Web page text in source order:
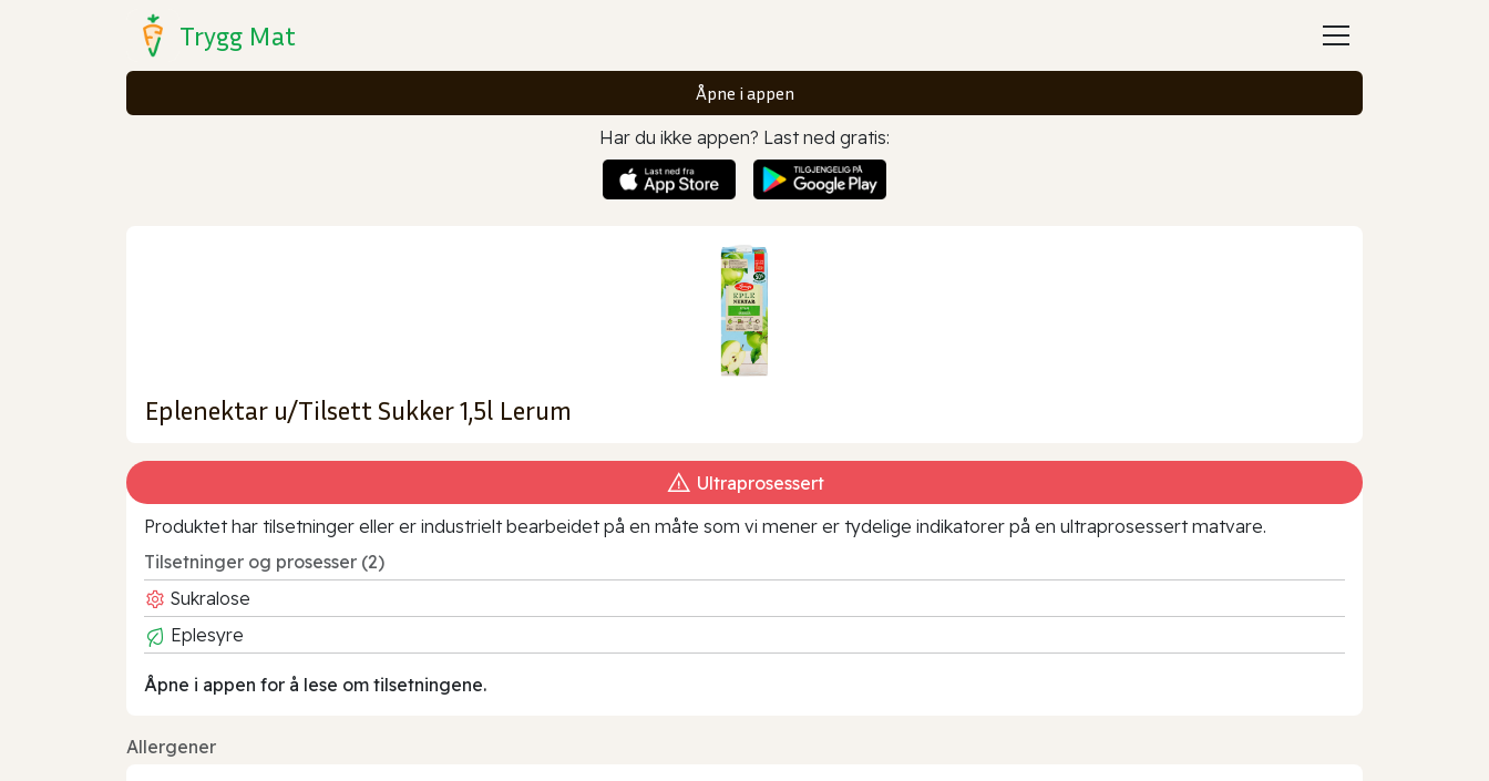
Trygg Mat
Åpne i appen
Har du ikke appen? Last ned gratis:
Eplenektar u/Tilsett Sukker 1,5l Lerum
Ultraprosessert
Produktet har tilsetninger eller er industrielt bearbeidet på en måte som vi mener er tydelige indikatorer på en ultraprosessert matvare.
Tilsetninger og prosesser (2)
Sukralose
Eplesyre
Åpne i appen for å lese om tilsetningene.
Allergener